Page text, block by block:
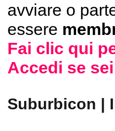
avviare o
essere
Fai clic qui
Accedi se
Suburbicon |